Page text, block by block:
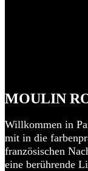
MOULIN
Willkommen in
mit in die
französischen
eine berührende